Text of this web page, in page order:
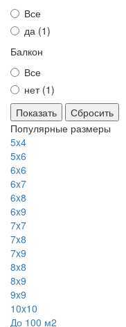
Все
да (1)
Балкон
Все
нет (1)
Сбросить
Популярные размеры
5x4
5x6
6x6
6x7
6x8
6x9
7x7
7x8
7x9
8x8
8x9
9x9
10x10
До 100 м2